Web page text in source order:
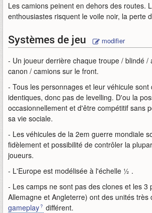
Les camions peinent en dehors des routes.
enthousiastes risquent le voile noir, la perte
Systèmes de jeu modifier
- Un joueur derrière chaque troupe / blindé /
canon / camions sur le front.
- Tous les personnages et leur véhicule sont
identiques, donc pas de levelling. D'ou la
occasionnellement et d'être compétitif sans
sa vie sociale.
- Les véhicules de la 2em guerre mondiale
fidèlement et possibilité de contrôler la
joueurs.
- L'Europe est modélisée à l'échelle ½ .
- Les camps ne sont pas des clones et les 3
Allemagne et Angleterre) ont des unités très
gameplay
différent.